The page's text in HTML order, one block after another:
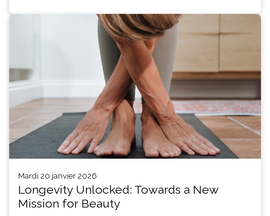
mardi 20 janvier 2026
Longevity Unlocked: Towards a New
Mission for Beauty